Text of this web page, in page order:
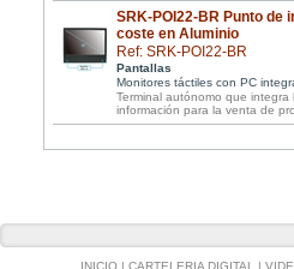
SRK-POI22-BR Punto de
coste en Aluminio
Ref: SRK-POI22-BR
Pantallas
Monitores táctiles con PC
Terminal autónomo que
información para la venta de
INICIO | CARTELERIA DIGITAL |